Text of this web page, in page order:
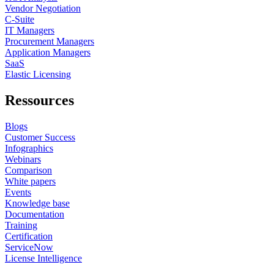
Vendor Negotiation
C-Suite
IT Managers
Procurement Managers
Application Managers
SaaS
Elastic Licensing
Ressources
Blogs
Customer Success
Infographics
Webinars
Comparison
White papers
Events
Knowledge base
Documentation
Training
Certification
ServiceNow
License Intelligence